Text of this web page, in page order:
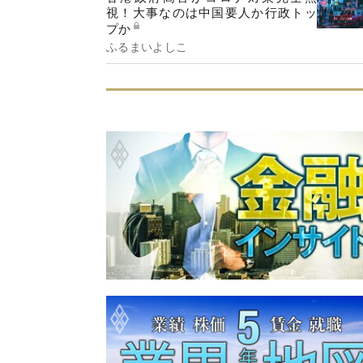
視！大事なのは中国要人か行政トッ
プか
ふるまいよしこ